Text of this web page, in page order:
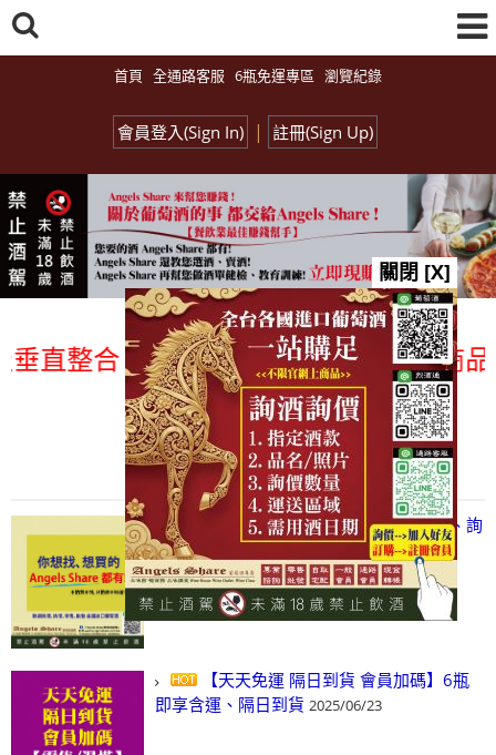
首頁 全通路客服 6瓶免運專區 瀏覽紀錄
會員登入(Sign In) | 註冊(Sign Up)
整合、一次購足」各國進口酒類商品
總覽-促銷&活動
all events
【凡酒問Angels Share】線上選酒、詢
(尋)酒、詢價、零售、批發，看這裡!
2024/03/01
【天天免運 隔日到貨 會員加碼】6瓶
即享含運、隔日到貨 2025/06/23
關閉 [X]